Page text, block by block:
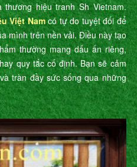
hiệu tranh Sh Vietnam.
Việt Namcó tự do tuyệt đối để
mình trên nền vải. Điều này tạo
thường mang dấu ấn riêng,
quy tắc cố định. Bạn sẽ cảm
tràn đầy sức sống qua những